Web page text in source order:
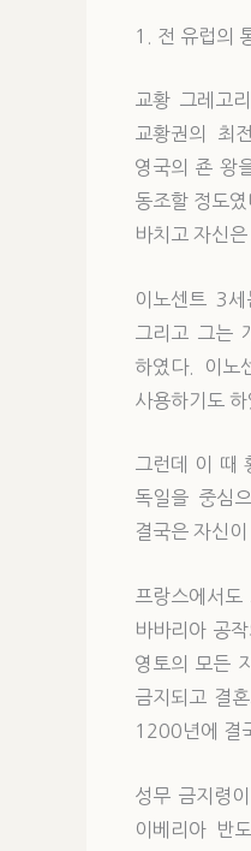
1. 전 유럽의
교황 그레고
교황권의 최
영국의 죤 왕
동조할 정도
바치고 자신
이노센트 3
그리고 그는
하였다. 이노
사용하기도
그런데 이 때
독일을 중심
결국은 자신
프랑스에서
바바리아 공
영토의 모든
금지되고 결
1200년에 결
성무 금지령
이베리아 반